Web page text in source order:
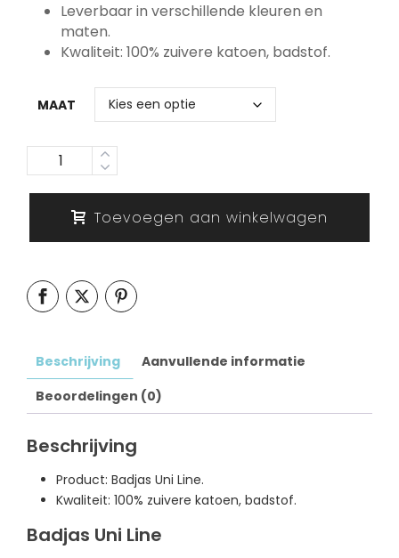
Leverbaar in verschillende kleuren en
maten.
Kwaliteit: 100% zuivere katoen, badstof.
MAAT
Aantal
Toevoegen aan winkelwagen
Beschrijving
Aanvullende informatie
Beoordelingen (0)
Beschrijving
Product: Badjas Uni Line.
Kwaliteit: 100% zuivere katoen, badstof.
Badjas Uni Line